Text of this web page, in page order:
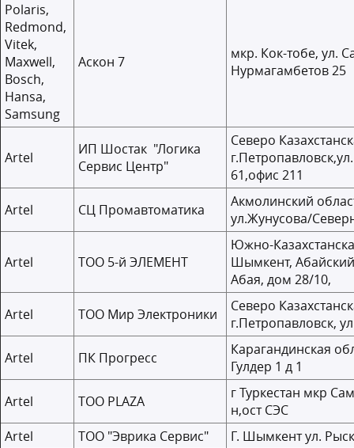
Polaris,
Redmond,
Vitek,
Maxwell,
Bosch,
Hansa,
Samsung
Аскон 7
мкр. Кок-тобе, ул.
Нурмагамбетов 25
Artel
ИП Шостак "Логика
Сервис Центр"
Северо
61,офис 211
Artel
СЦ Промавтоматика
Акмолинский
ул.Жунусова/
Artel ТОО 5-й ЭЛЕМЕНТ
Южно-
Шымкент,
Абая, дом 28/10,
Artel
ТОО Мир Электроники
Северо
г.Петропавловск,
Artel
ПК Прогресс
Карагандинская
Гулдер 1 д 1
Artel
ТОО PLAZA
г Туркестан мкр
н,ост СЭС
Artel
ТОО "Эврика Сервис"
Г. Шымкент ул.